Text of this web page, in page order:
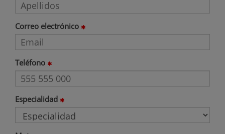
Correo electrónico
Teléfono
Especialidad